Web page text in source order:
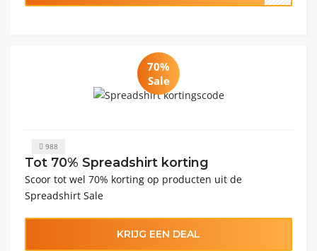
70%
Sale
988
Tot 70% Spreadshirt korting
Scoor tot wel 70% korting op producten uit de
Spreadshirt Sale
KRIJG EEN DEAL